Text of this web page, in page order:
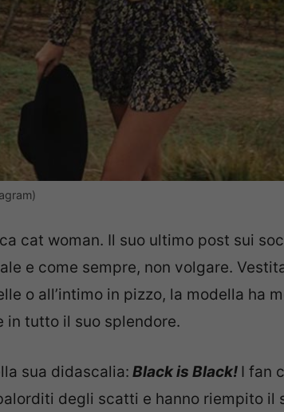
cat woman. Il suo ultimo post sui
e come sempre, non volgare.
o all’intimo in pizzo, la modella ha
tutto il suo splendore.
sua didascalia: Black is Black! I fan
degli scatti e hanno riempito il